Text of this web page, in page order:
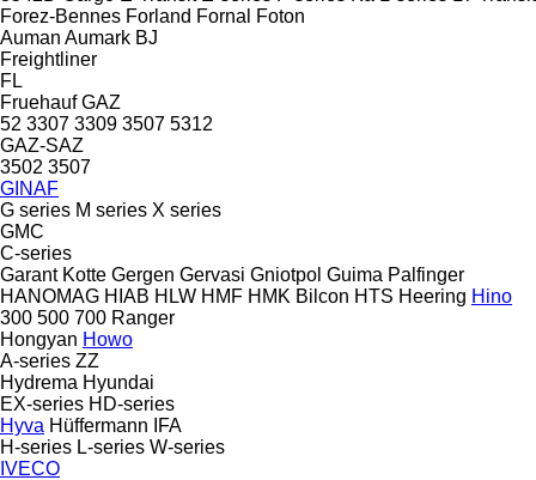
Forez-Bennes Forland Fornal
Foton
Auman Aumark BJ
Freightliner
FL
Fruehauf GAZ
52 3307 3309 3507 5312
GAZ-SAZ
3502 3507
GINAF
G series M series X series
GMC
C-series
Garant Kotte Gergen Gervasi Gniotpol Guima Palfinger
HANOMAG HIAB HLW HMF HMK Bilcon HTS Heering Hino
300 500 700 Ranger
Hongyan Howo
A-series ZZ
Hydrema Hyundai
EX-series HD-series
Hyva Hüffermann
IFA
H-series L-series W-series
IVECO